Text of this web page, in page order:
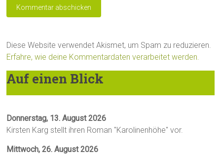
Diese Website verwendet Akismet, um Spam zu reduzieren.
Erfahre, wie deine Kommentardaten verarbeitet werden.
Auf einen Blick
Donnerstag, 13. August 2026
Kirsten Karg stellt ihren Roman "Karolinenhöhe" vor.
Mittwoch, 26. August 2026